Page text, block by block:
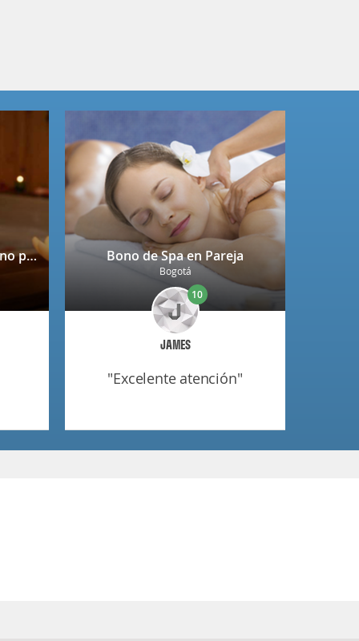
Spa completo + copa de vino para 2 personas en Niza Bono de Spa en Pareja
Bogotá
JAMES
10
"excelente atención"